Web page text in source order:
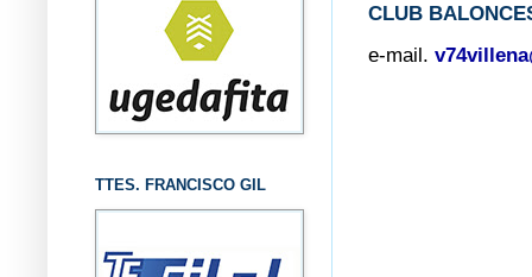
CLUB
e-mail.
TTES. FRANCISCO GIL